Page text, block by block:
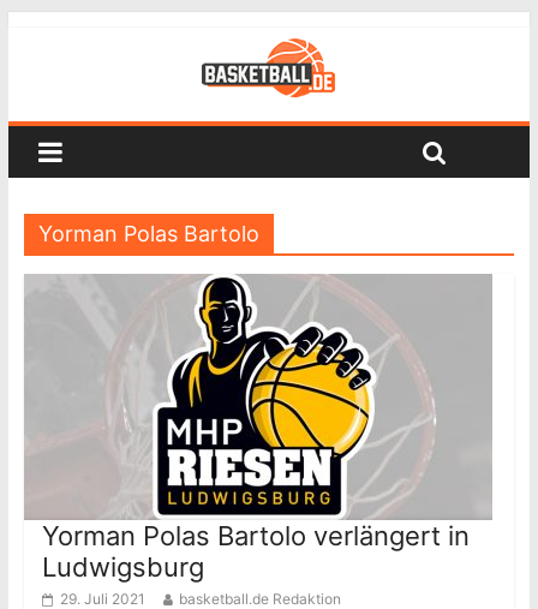
Yorman Polas Bartolo
Yorman Polas Bartolo verlängert in
Ludwigsburg
29. Juli 2021 basketball.de Redaktion